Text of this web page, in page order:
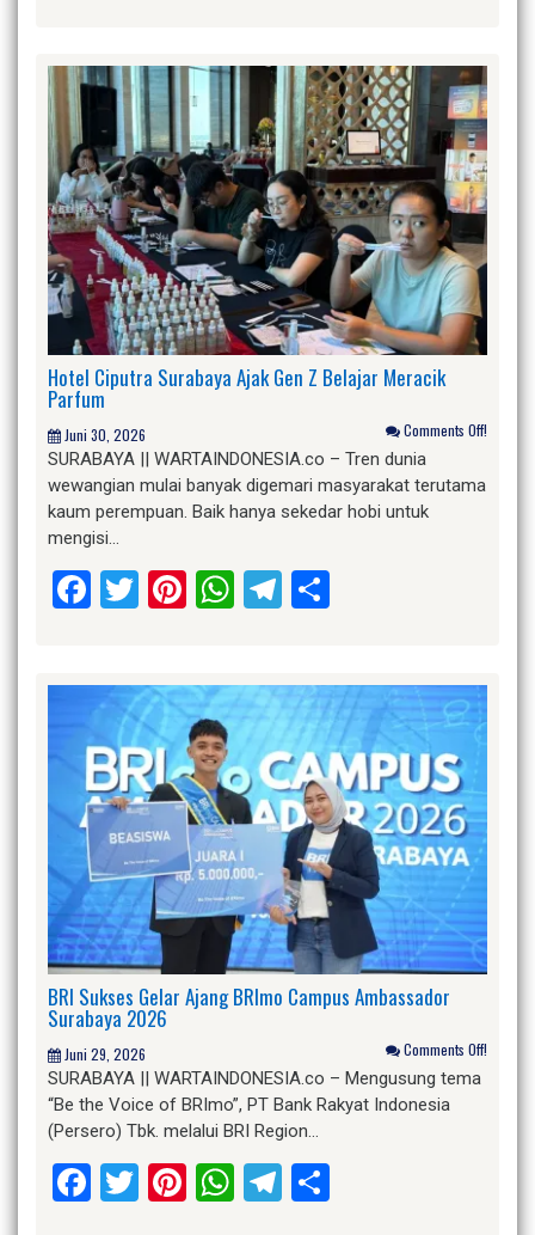
Hotel Ciputra Surabaya Ajak Gen Z Belajar Meracik
Parfum
Juni 30, 2026 Comments Off!
SURABAYA || WARTAINDONESIA.co – Tren dunia
wewangian mulai banyak digemari masyarakat terutama
kaum perempuan. Baik hanya sekedar hobi untuk
mengisi…
Facebook
Twitter
Pinterest
WhatsApp
Telegram
BRI Sukses Gelar Ajang BRImo Campus Ambassador
Surabaya 2026
Juni 29, 2026 Comments Off!
SURABAYA || WARTAINDONESIA.co – Mengusung tema
“Be the Voice of BRImo”, PT Bank Rakyat Indonesia
(Persero) Tbk. melalui BRI Region…
Facebook
Twitter
Pinterest
WhatsApp
Telegram